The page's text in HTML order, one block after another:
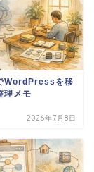
WordPressを移
理メモ
2026年7月8日